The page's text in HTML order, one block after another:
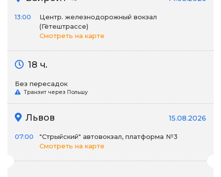
13:00
Центр. железнодорожный вокзал
(Гётештрассе)
Смотреть на карте
18 ч.
Без пересадок
Транзит через Польшу
Львов 15.08.2026
07:00
"Стрыйский" автовокзал, платформа №3
Смотреть на карте